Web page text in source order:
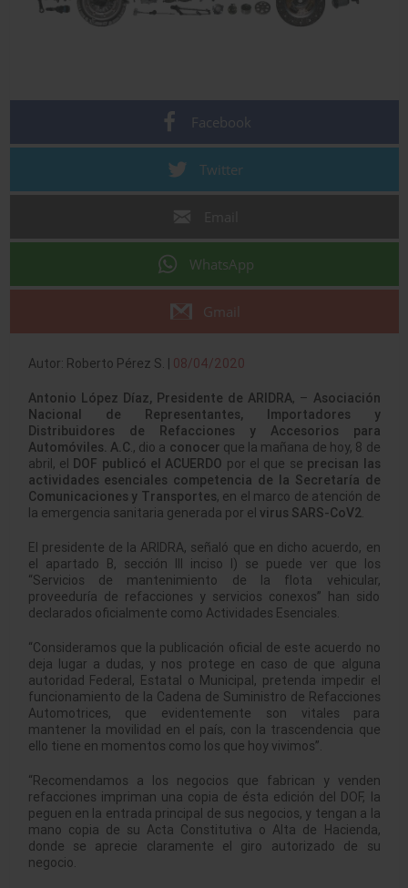
Facebook
Twitter
WhatsApp
Gmail
Autor: Roberto Pérez S. | 08/04/2020
Antonio López Díaz, Presidente de ARIDRA, – Asociación
Nacional de Representantes, Importadores y
Distribuidores de Refacciones y Accesorios para
Automóviles. A.C., dio a conocer que la mañana de hoy, 8 de
abril, el
DOF publicó el ACUERDO por el que se precisan las
actividades esenciales competencia de la Secretaría de
Comunicaciones y Transportes, en el marco de atención de
la emergencia sanitaria generada por el virus SARS-CoV2.
El presidente de la ARIDRA, señaló que en dicho acuerdo, en
el apartado B, sección III inciso I) se puede ver que los
“Servicios de mantenimiento de la flota vehicular,
proveeduría de refacciones y servicios conexos” han sido
declarados oficialmente como Actividades Esenciales.
“Consideramos que la publicación oficial de este acuerdo no
deja lugar a dudas, y nos protege en caso de que alguna
autoridad Federal, Estatal o Municipal, pretenda impedir el
funcionamiento de la Cadena de Suministro de Refacciones
Automotrices, que evidentemente son vitales para
mantener la movilidad en el país, con la trascendencia que
ello tiene en momentos como los que hoy vivimos”.
“Recomendamos a los negocios que fabrican y venden
refacciones impriman una copia de ésta edición del DOF, la
peguen en la entrada principal de sus negocios, y tengan a la
mano copia de su Acta Constitutiva o Alta de Hacienda,
donde se aprecie claramente el giro autorizado de su
negocio.